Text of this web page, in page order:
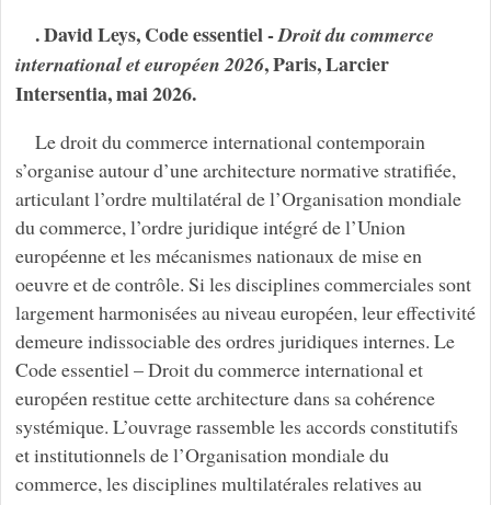
. David Leys, Code essentiel -Droit du commerce
international et européen 2026, Paris, Larcier
Intersentia, mai 2026.
Le droit du commerce international contemporain
s’organise autour d’une architecture normative stratifiée,
articulant l’ordre multilatéral de l’Organisation mondiale
du commerce, l’ordre juridique intégré de l’Union
européenne et les mécanismes nationaux de mise en
oeuvre et de contrôle. Si les disciplines commerciales sont
largement harmonisées au niveau européen, leur effectivité
demeure indissociable des ordres juridiques internes. Le
Code essentiel – Droit du commerce international et
européen restitue cette architecture dans sa cohérence
systémique. L’ouvrage rassemble les accords constitutifs
et institutionnels de l’Organisation mondiale du
commerce, les disciplines multilatérales relatives au